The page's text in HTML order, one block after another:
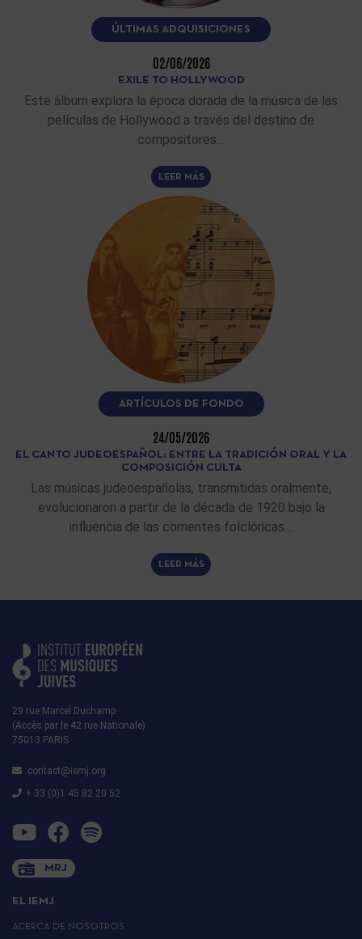
ÚLTIMAS ADQUISICIONES
02/06/2026
EXILE TO HOLLYWOOD
Este álbum explora la época dorada de la música de las
películas de Hollywood a través del destino de
compositores…
LEER MÁS
ARTÍCULOS DE FONDO
24/05/2026
EL CANTO JUDEOESPAÑOL: ENTRE LA TRADICIÓN ORAL Y LA
COMPOSICIÓN CULTA
Las músicas judeoespañolas, transmitidas oralmente,
evolucionaron a partir de la década de 1920 bajo la
influencia de las corrientes folclóricas…
LEER MÁS
29 rue Marcel Duchamp
(Accès par le 42 rue Nationale)
75013 PARIS
contact@iemj.org
+ 33 (0)1 45 82 20 52
MRJ
EL IEMJ
ACERCA DE NOSOTROS